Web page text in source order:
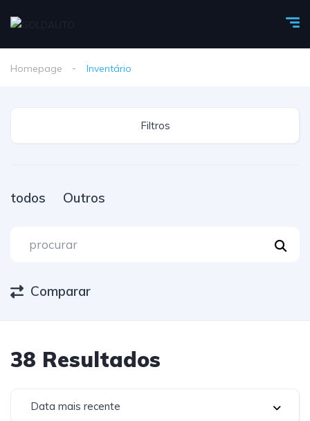
Homepage Inventário
Filtros
todos Outros
Comparar
38 Resultados
Data mais recente